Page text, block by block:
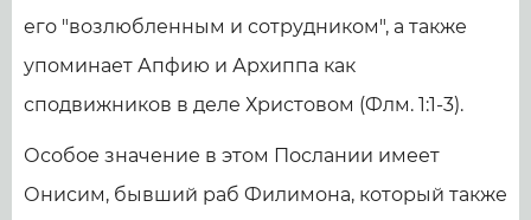
его "возлюбленным и сотрудником", а также
упоминает Апфию и Архиппа как
сподвижников в деле Христовом (Флм. 1:1-3).
Особое значение в этом Послании имеет
Онисим, бывший раб Филимона, который также